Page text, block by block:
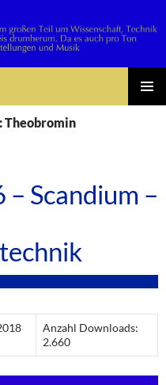
Theobromin
Scandium –
Anzahl Downloads:
2.660